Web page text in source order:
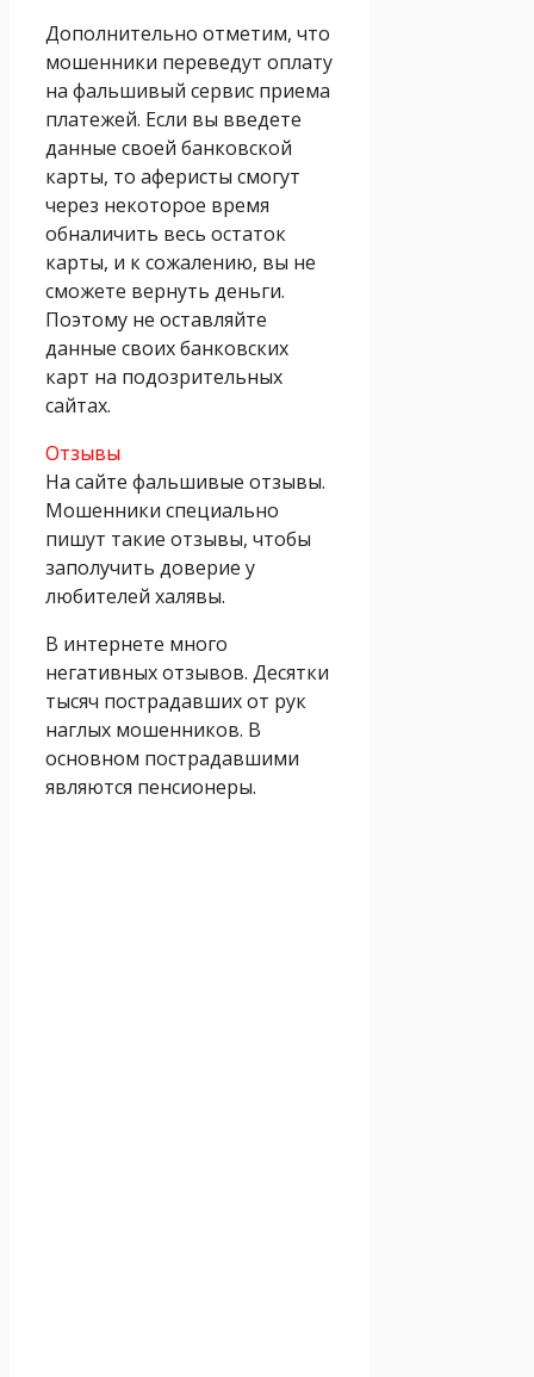
Дополнительно отметим, что
мошенники переведут оплату
на фальшивый сервис приема
платежей. Если вы введете
данные своей банковской
карты, то аферисты смогут
через некоторое время
обналичить весь остаток
карты, и к сожалению, вы не
сможете вернуть деньги.
Поэтому не оставляйте
данные своих банковских
карт на подозрительных
сайтах.
Отзывы
На сайте фальшивые отзывы.
Мошенники специально
пишут такие отзывы, чтобы
заполучить доверие у
любителей халявы.
В интернете много
негативных отзывов. Десятки
тысяч пострадавших от рук
наглых мошенников. В
основном пострадавшими
являются пенсионеры.